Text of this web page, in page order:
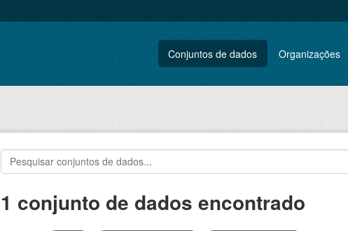
Conjuntos de dados Organizações
1 conjunto de dados encontrado